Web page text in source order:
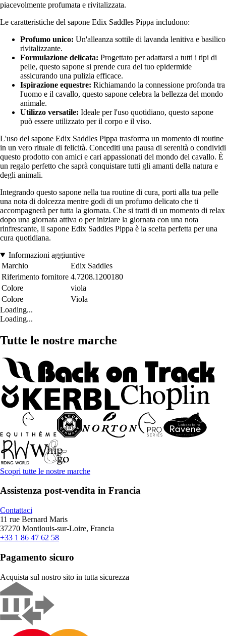
piacevolmente profumata e rivitalizzata.
Le caratteristiche del sapone Edix Saddles Pippa includono:
Profumo unico: Un'alleanza sottile di lavanda lenitiva e basilico
rivitalizzante.
Formulazione delicata: Progettato per adattarsi a tutti i tipi di
pelle, questo sapone si prende cura del tuo epidermide
assicurando una pulizia efficace.
Ispirazione equestre: Richiamando la connessione profonda tra
l'uomo e il cavallo, questo sapone celebra la bellezza del mondo
animale.
Utilizzo versatile: Ideale per l'uso quotidiano, questo sapone
può essere utilizzato per il corpo e il viso.
L'uso del sapone Edix Saddles Pippa trasforma un momento di routine
in un vero rituale di felicità. Concediti una pausa di serenità o condividi
questo prodotto con amici e cari appassionati del mondo del cavallo. È
un regalo perfetto che saprà conquistare tutti gli amanti della natura e
degli animali.
Integrando questo sapone nella tua routine di cura, porti alla tua pelle
una nota di dolcezza mentre godi di un profumo delicato che ti
accompagnerà per tutta la giornata. Che si tratti di un momento di relax
dopo una giornata attiva o per iniziare la giornata con una nota
rinfrescante, il sapone Edix Saddles Pippa è la scelta perfetta per una
cura quotidiana.
Informazioni aggiuntive
Marchio
Edix Saddles
Riferimento fornitore 4.7208.1200180
Colore
viola
Colore
Viola
Loading...
Loading...
Tutte le nostre marche
Scopri tutte le nostre marche
Assistenza post-vendita in Francia
Contattaci
11 rue Bernard Maris
37270 Montlouis-sur-Loire, Francia
+33 1 86 47 62 58
Pagamento sicuro
Acquista sul nostro sito in tutta sicurezza